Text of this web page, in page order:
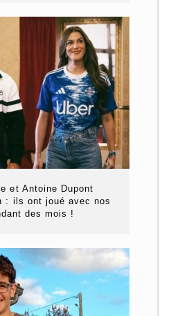
et Antoine Dupont
: ils ont joué avec nos
des mois !